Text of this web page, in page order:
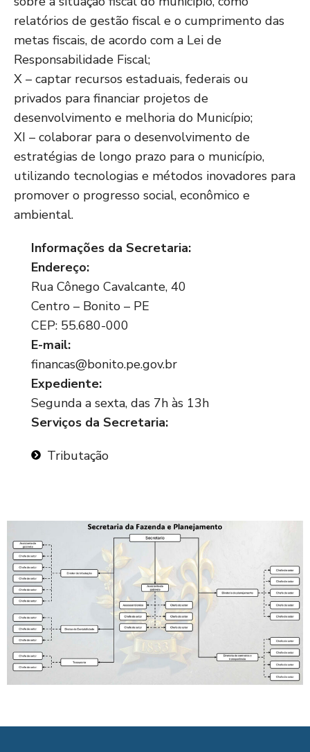
relatórios de gestão fiscal e o cumprimento das
metas fiscais, de acordo com a Lei de
Responsabilidade Fiscal;
X – captar recursos estaduais, federais ou
privados para financiar projetos de
desenvolvimento e melhoria do Município;
XI – colaborar para o desenvolvimento de
estratégias de longo prazo para o município,
utilizando tecnologias e métodos inovadores para
promover o progresso social, econômico e
ambiental.
Informações da Secretaria:
Endereço:
Rua Cônego Cavalcante, 40
Centro – Bonito – PE
CEP: 55.680-000
E-mail:
financas@bonito.pe.gov.br
Expediente:
Segunda a sexta, das 7h às 13h
Serviços da Secretaria:
Tributação